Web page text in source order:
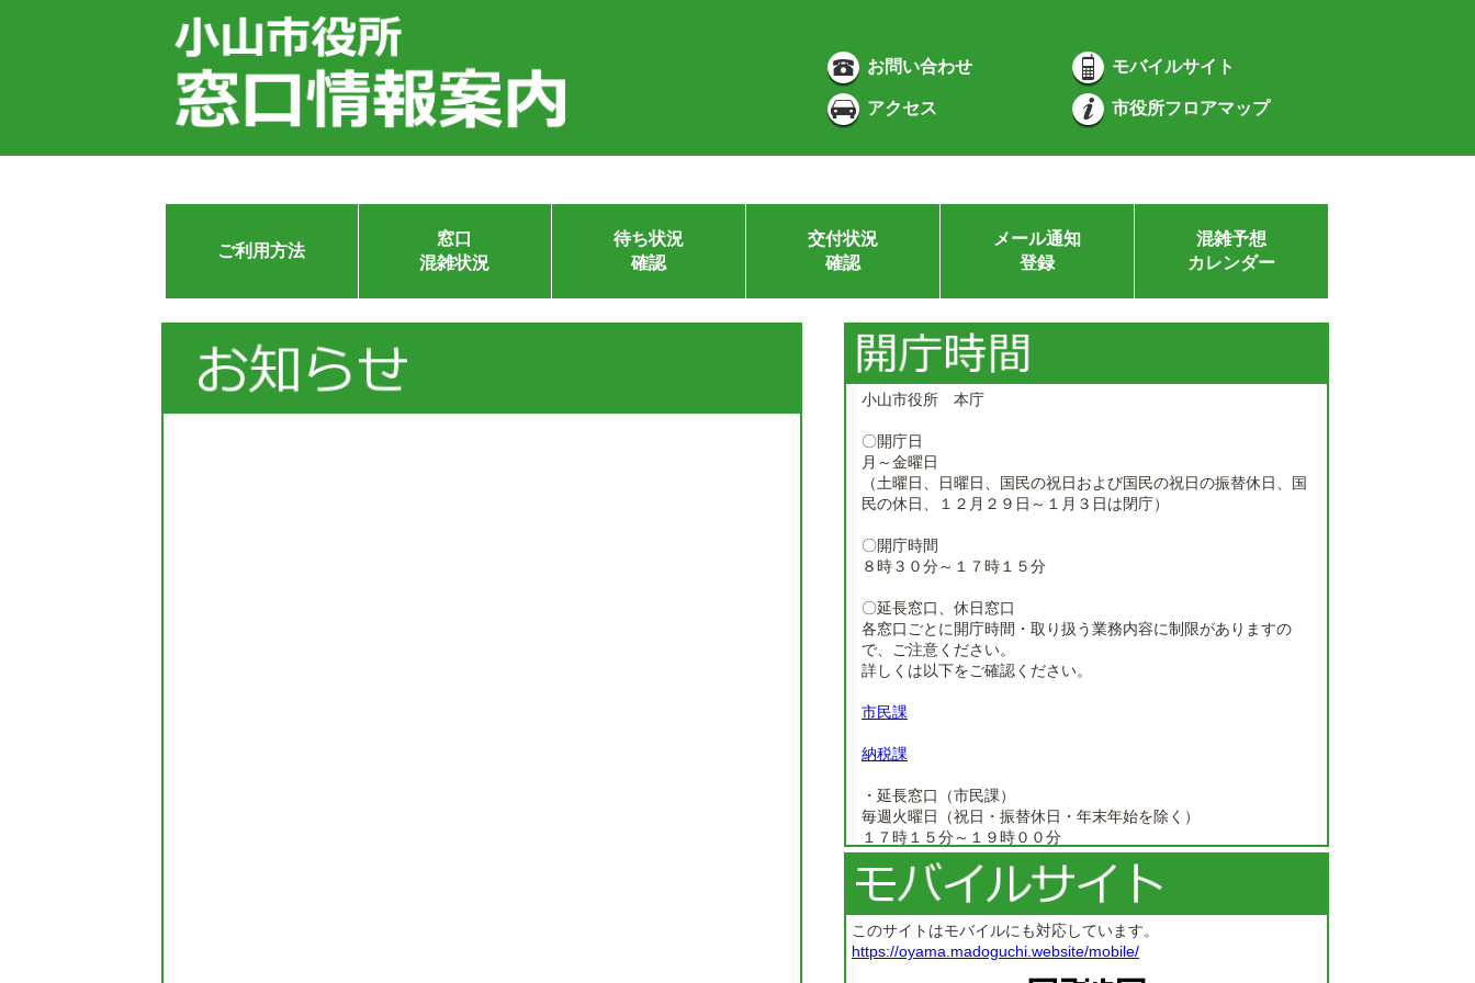
お問い合わせ モバイルサイト
アクセス 市役所フロアマップ
ご利用方法
窓口
混雑状況
待ち状況
確認
交付状況
確認
メール通知
登録
混雑予想
カレンダー
小山市役所 本庁
〇開庁日
月～金曜日
（土曜日、日曜日、国民の祝日および国民の祝日の振替休日、国
民の休日、１２月２９日～１月３日は閉庁）
〇開庁時間
８時３０分～１７時１５分
〇延長窓口、休日窓口
各窓口ごとに開庁時間・取り扱う業務内容に制限がありますの
で、ご注意ください。
詳しくは以下をご確認ください。
市民課
納税課
・延長窓口（市民課）
毎週火曜日（祝日・振替休日・年末年始を除く）
１７時１５分～１９時００分
・休日窓口（市民課）
第２日曜日（祝日・振替休日・年末年始を除く）
８時３０分～１７時１５分
このサイトはモバイルにも対応しています。
https://oyama.madoguchi.website/mobile/